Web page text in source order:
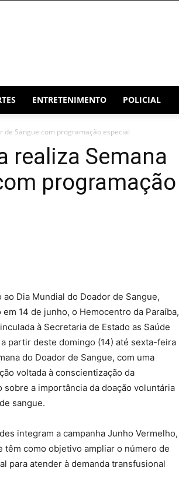
ENTRETENIMENTO POLICIAL
Sangue com programação especial
realiza Semana
programação
ao Dia Mundial do Doador de Sangue,
14 de junho, o Hemocentro da Paraíba,
à Secretaria de Estado as Saúde
partir deste domingo (14) até sexta-feira
do Doador de Sangue, com uma
voltada à conscientização da
sobre a importância da doação voluntária
sangue.
integram a campanha Junho Vermelho,
têm como objetivo ampliar o número de
para atender à demanda transfusional